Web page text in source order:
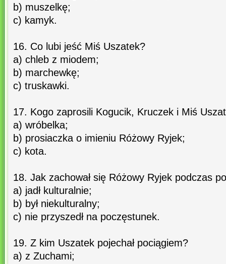
b) muszelkę;
c) kamyk.
16. Co lubi jeść Miś Uszatek?
a) chleb z miodem;
b) marchewkę;
c) truskawki.
17. Kogo zaprosili Kogucik, Kruczek i Miś
a) wróbelka;
b) prosiaczka o imieniu Różowy Ryjek;
c) kota.
18. Jak zachował się Różowy Ryjek podczas
a) jadł kulturalnie;
b) był niekulturalny;
c) nie przyszedł na poczęstunek.
19. Z kim Uszatek pojechał pociągiem?
a) z Zuchami;